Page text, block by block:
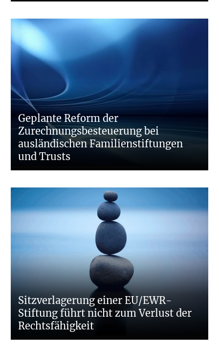
Geplante Reform der
Zurechnungsbesteuerung bei
ausländischen Familienstiftungen
und Trusts
Sitzverlagerung einer EU/EWR-
Stiftung führt nicht zum Verlust der
Rechtsfähigkeit